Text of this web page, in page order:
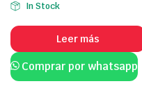
In Stock
Leer más
Comprar por whatsapp